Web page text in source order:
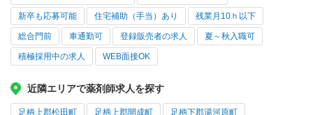
新卒も応募可能 住宅補助（手当）あり 残業月10ｈ以下
総合門前 車通勤可 登録販売者の求人 夏～秋入職可
積極採用中の求人 WEB面接OK
近隣エリアで薬剤師求人を探す
足柄上郡松田町 足柄上郡開成町 足柄下郡湯河原町